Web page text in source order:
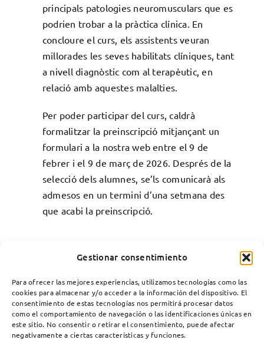
Gestionar consentimiento
Para ofrecer las mejores experiencias, utilizamos tecnologías como las
cookies para almacenar y/o acceder a la información del dispositivo. El
consentimiento de estas tecnologías nos permitirá procesar datos
como el comportamiento de navegación o las identificaciones únicas en
este sitio. No consentir o retirar el consentimiento, puede afectar
negativamente a ciertas características y funciones.
principals patologies neuromusculars que es
podrien trobar a la pràctica clínica. En
concloure el curs, els assistents veuran
millorades les seves habilitats clíniques, tant
a nivell diagnòstic com al terapèutic, en
relació amb aquestes malalties.
Per poder participar del curs, caldrà
formalitzar la preinscripció mitjançant un
formulari a la nostra web entre el 9 de
febrer i el 9 de març de 2026. Després de la
selecció dels alumnes, se’ls comunicarà als
admesos en un termini d’una setmana des
que acabi la preinscripció.